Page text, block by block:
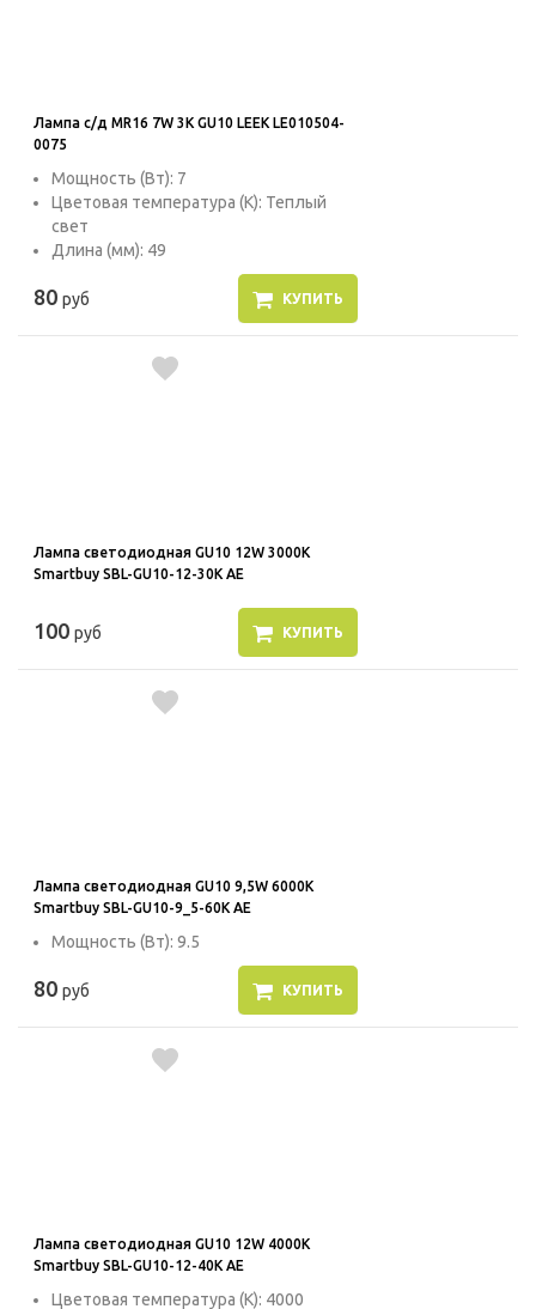
Лампа с/д MR16 7W 3K GU10 LEEK LE010504-
0075
Мощность (Вт): 7
Цветовая температура (К): Теплый
свет
Длина (мм): 49
80 руб КУПИТЬ
Лампа светодиодная GU10 12W 3000K
Smartbuy SBL-GU10-12-30K AE
100 руб КУПИТЬ
Лампа светодиодная GU10 9,5W 6000K
Smartbuy SBL-GU10-9_5-60K AE
Мощность (Вт): 9.5
80 руб КУПИТЬ
Лампа светодиодная GU10 12W 4000K
Smartbuy SBL-GU10-12-40K AE
Цветовая температура (К): 4000